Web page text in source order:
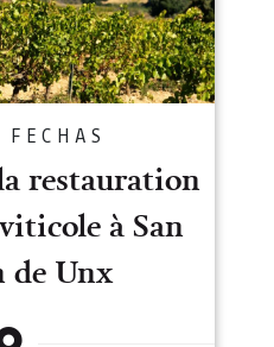
restauration
à San
Unx